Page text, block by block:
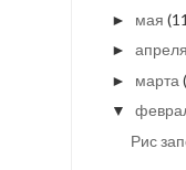
► мая
► апреля
► марта
▼
Рис